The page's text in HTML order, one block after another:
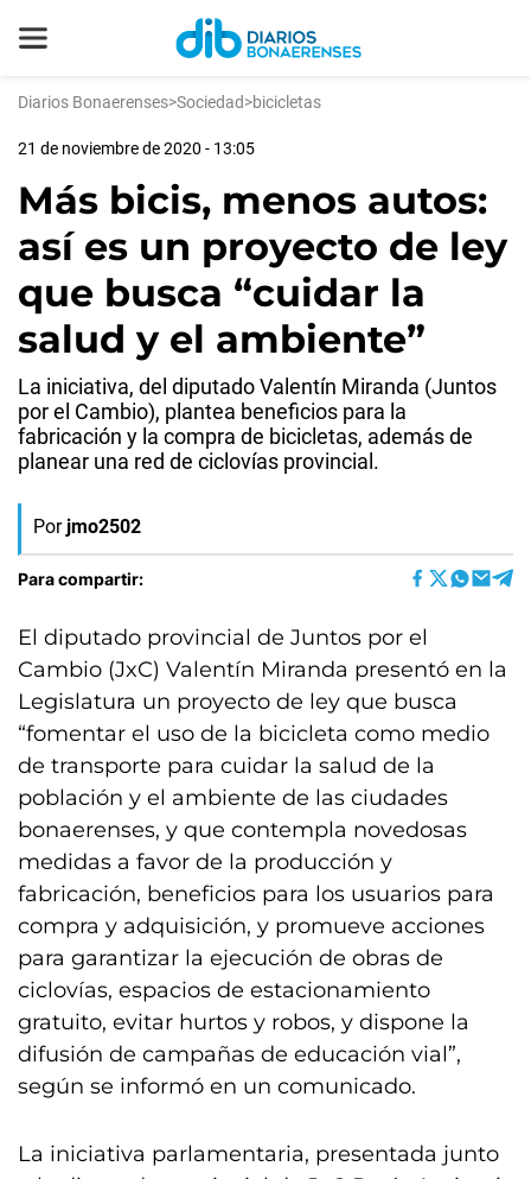
Diarios Bonaerenses>Sociedad>bicicletas
21 de noviembre de 2020 - 13:05
Más bicis, menos autos:
así es un proyecto de ley
que busca “cuidar la
salud y el ambiente”
La iniciativa, del diputado Valentín Miranda (Juntos
por el Cambio), plantea beneficios para la
fabricación y la compra de bicicletas, además de
planear una red de ciclovías provincial.
Por jmo2502
Para compartir:
El diputado provincial de Juntos por el
Cambio (JxC) Valentín Miranda presentó en la
Legislatura un proyecto de ley que busca
“fomentar el uso de la bicicleta como medio
de transporte para cuidar la salud de la
población y el ambiente de las ciudades
bonaerenses, y que contempla novedosas
medidas a favor de la producción y
fabricación, beneficios para los usuarios para
compra y adquisición, y promueve acciones
para garantizar la ejecución de obras de
ciclovías, espacios de estacionamiento
gratuito, evitar hurtos y robos, y dispone la
difusión de campañas de educación vial”,
según se informó en un comunicado.
La iniciativa parlamentaria, presentada junto